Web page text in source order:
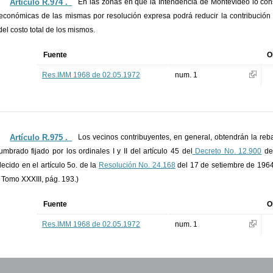
Artículo R.974 ._
En las zonas en que la Intendencia de Montevideo lo
de las mismas por resolución expresa podrá reducir la
costo total de los mismos.
Fuente
Res.IMM 1968 de 02.05.1972 num. 1
Artículo R.975 ._
Los vecinos contribuyentes, en general, obtendrán la
fijado por los ordinales I y II del artículo 45 del
Decreto No. 12.900
en el artículo 5o. de la Resolución No. 24.168del 17 de setiembre de
XXXIII, pág. 193.)
Fuente
Res.IMM 1968 de 02.05.1972 num. 1